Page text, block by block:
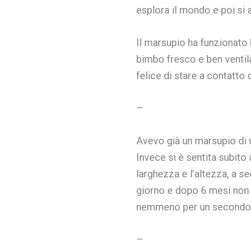
esplora il mondo e poi si
Il marsupio ha
bimbo fresco e ben
felice di stare a contatto
–
Avevo già un marsupio di
Invece si è sentita subito
larghezza e l’altezza, a
giorno e dopo 6 mesi
nemmeno per un
–